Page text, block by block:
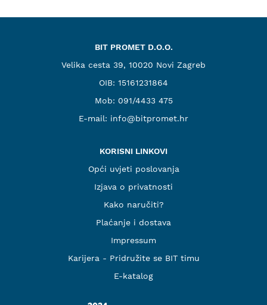
BIT PROMET D.O.O.
Velika cesta 39, 10020 Novi Zagreb
OIB: 15161231864
Mob: 091/4433 475
E-mail: info@bitpromet.hr
KORISNI LINKOVI
Opći uvjeti poslovanja
Izjava o privatnosti
Kako naručiti?
Plaćanje i dostava
Impressum
Karijera - Pridružite se BIT timu
E-katalog